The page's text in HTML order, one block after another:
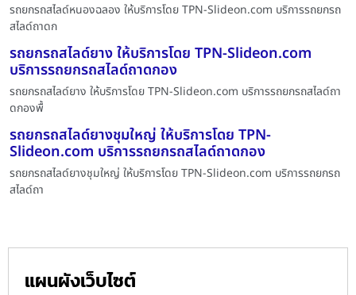
รถยกรถสไลด์หนองฉลอง ให้บริการโดย TPN-Slideon.com บริการรถยกรถ
สไลด์ถาดก
รถยกรถสไลด์ยาง ให้บริการโดย TPN-Slideon.com
บริการรถยกรถสไลด์ถาดกอง
รถยกรถสไลด์ยาง ให้บริการโดย TPN-Slideon.com บริการรถยกรถสไลด์ถา
ดกองพื้
รถยกรถสไลด์ยางชุมใหญ่ ให้บริการโดย TPN-
Slideon.com บริการรถยกรถสไลด์ถาดกอง
รถยกรถสไลด์ยางชุมใหญ่ ให้บริการโดย TPN-Slideon.com บริการรถยกรถ
สไลด์ถา
แผนผังเว็บไซต์